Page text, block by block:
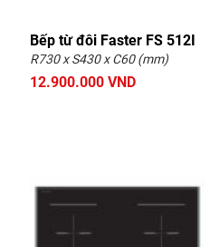
Bếp từ đôi Faster FS 512I
R730 x S430 x C60 (mm)
12.900.000 VND